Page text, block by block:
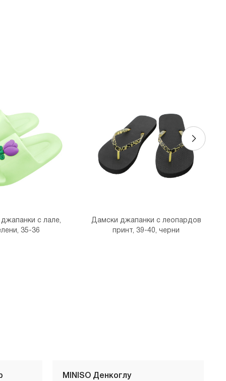
с лале,
35-36
Дамски джапанки с леопардов
принт, 39-40, черни
MINISO Денкоглу